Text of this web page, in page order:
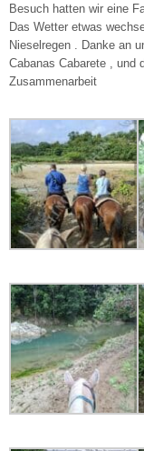
Besuch hatten wir eine
Das Wetter etwas
Nieselregen . Danke an
Cabanas Cabarete , und
Zusammenarbeit